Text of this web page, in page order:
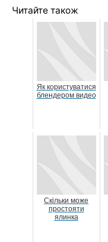
Читайте також
Як користуватися
блендером видео
Скільки може
простояти
ялинка